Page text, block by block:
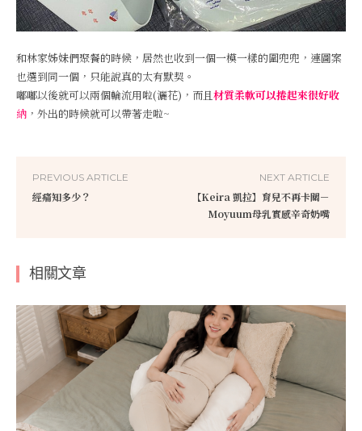
和林家姊妹們聚餐的時候，居然也收到一個一模一樣的圍兜兜，連圖案
也選到同一個，只能說真的太有默契。
嘟嘟以後就可以兩個輪流用啦(灑花)，而且材質柔軟可以捲起來很好收
納 ，外出的時候就可以帶著走啦~
PREVIOUS ARTICLE
經痛知多少？
NEXT ARTICLE
【Keira 凱拉】育兒不再卡關－
Moyuum母乳實感辛奇奶嘴
相關文章